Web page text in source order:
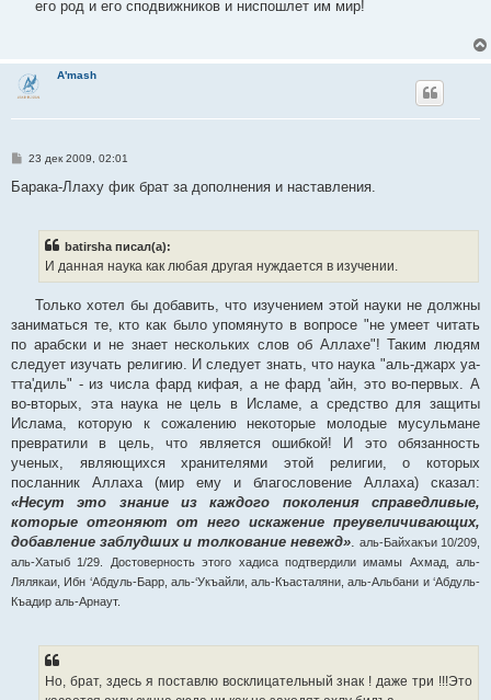
его род и его сподвижников и ниспошлет им мир!
A'mash
С
о
б
23 дек 2009, 02:01
Барака-Ллаху фик брат за дополнения и наставления.
batirsha писал(а):
И данная наука как любая другая нуждается в изучении.
Только хотел бы добавить, что изучением этой науки не должны
заниматься те, кто как было упомянуто в вопросе "не умеет читать
по арабски и не знает нескольких слов об Аллахе"! Таким людям
следует изучать религию. И следует знать, что наука "аль-джарх уа-
тта'диль" - из числа фард кифая, а не фард 'айн, это во-первых. А
во-вторых, эта наука не цель в Исламе, а средство для защиты
Ислама, которую к сожалению некоторые молодые мусульмане
превратили в цель, что является ошибкой! И это обязанность
ученых, являющихся хранителями этой религии, о которых
посланник Аллаха (мир ему и благословение Аллаха) сказал:
«Несут это знание из каждого поколения справедливые,
которые отгоняют от него искажение преувеличивающих,
добавление заблудших и толкование невежд». аль-Байхакъи 10/209,
аль-Хатыб 1/29. Достоверность этого хадиса подтвердили имамы Ахмад, аль-
Лялякаи, Ибн ‘Абдуль-Барр, аль-‘Укъайли, аль-Къасталяни, аль-Альбани и ‘Абдуль-
Къадир аль-Арнаут.
Но, брат, здесь я поставлю восклицательный знак ! даже три !!!Это